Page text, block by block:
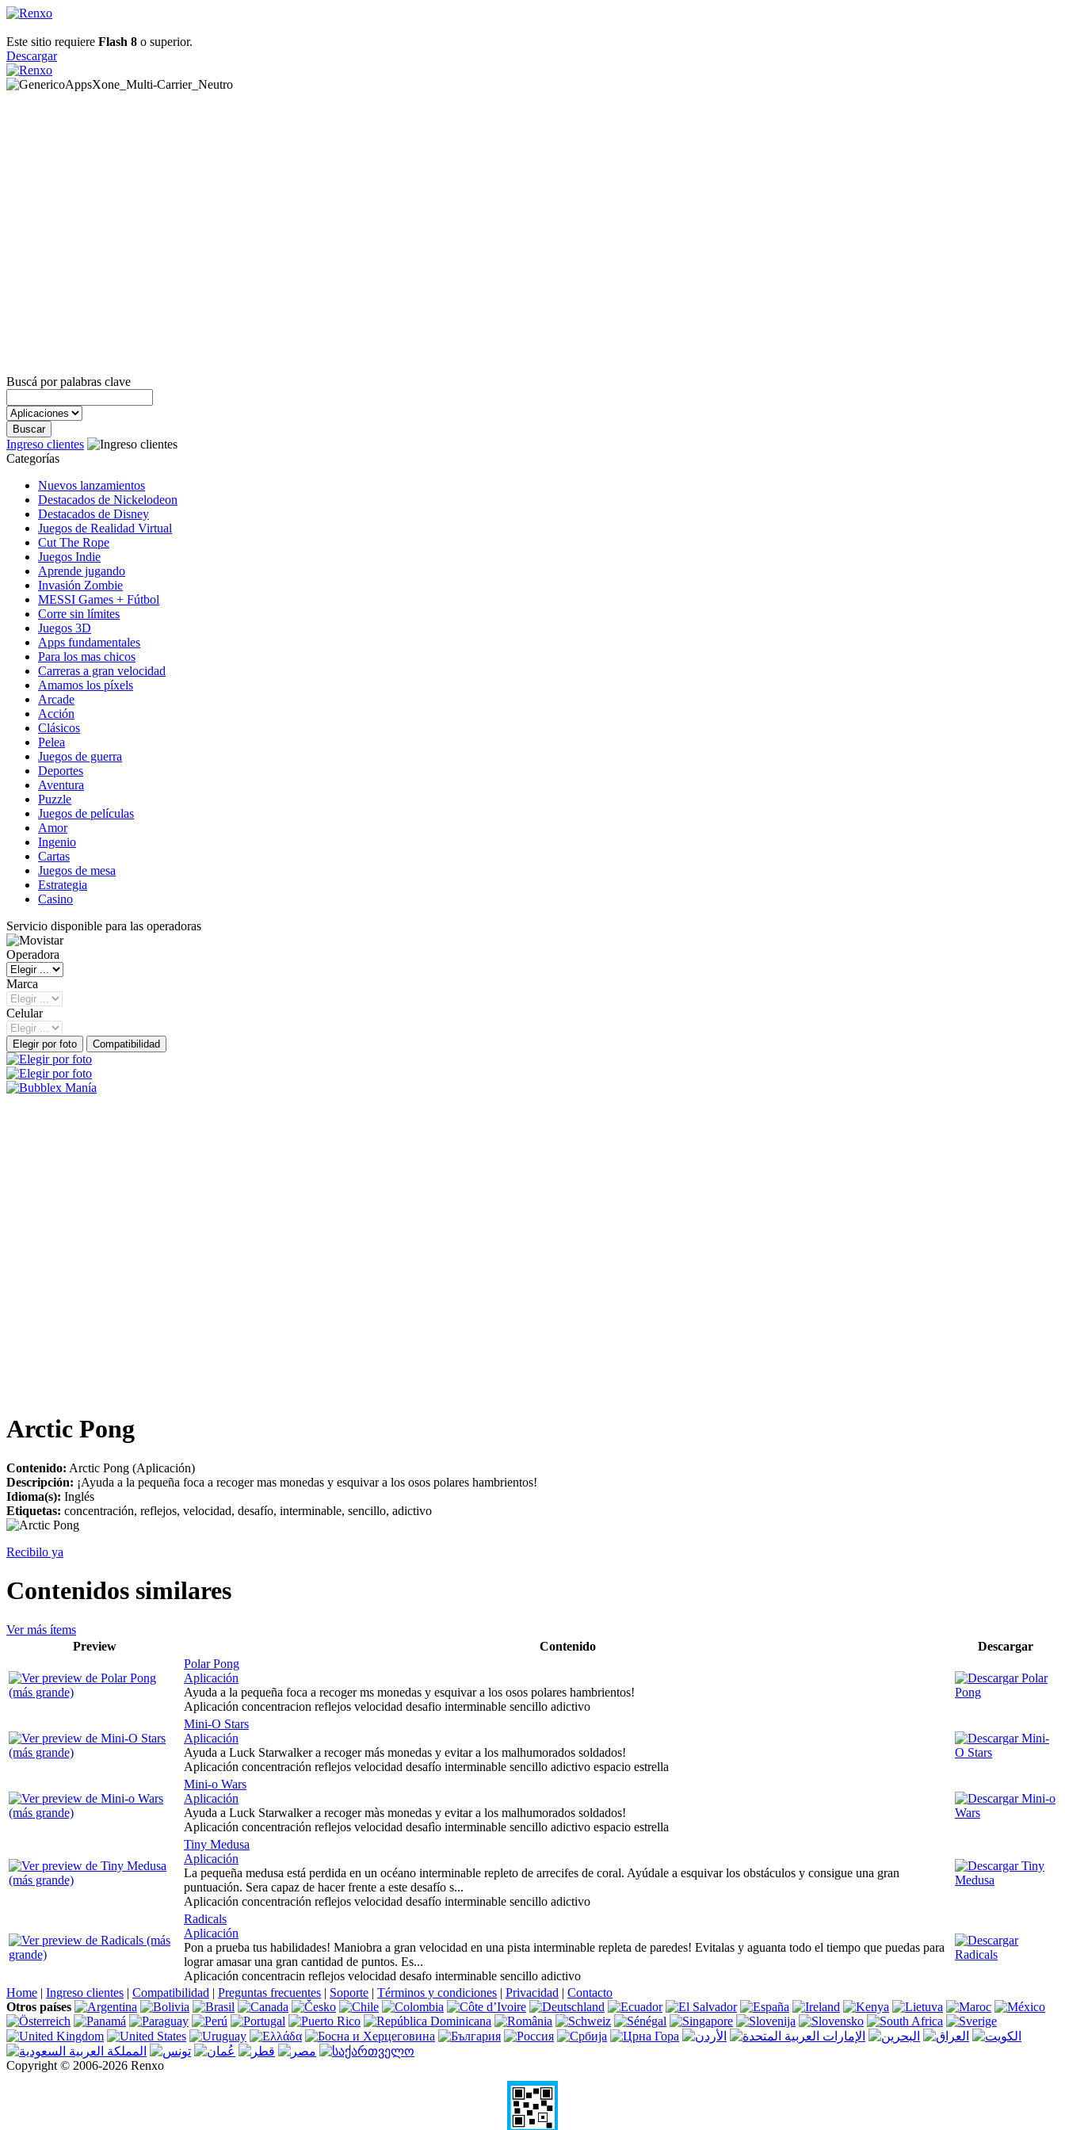
Este sitio requiere Flash 8 o superior.
Descargar
Buscá por palabras clave
Ingreso clientes
Categorías
Nuevos lanzamientos
Destacados de Nickelodeon
Destacados de Disney
Juegos de Realidad Virtual
Cut The Rope
Juegos Indie
Aprende jugando
Invasión Zombie
MESSI Games + Fútbol
Corre sin límites
Juegos 3D
Apps fundamentales
Para los mas chicos
Carreras a gran velocidad
Amamos los píxels
Arcade
Acción
Clásicos
Pelea
Juegos de guerra
Deportes
Aventura
Puzzle
Juegos de películas
Amor
Ingenio
Cartas
Juegos de mesa
Estrategia
Casino
Servicio disponible para las operadoras
Operadora
Marca
Celular
Arctic Pong
Contenido: Arctic Pong (Aplicación)
Descripción: ¡Ayuda a la pequeña foca a recoger mas monedas y esquivar a los osos polares hambrientos!
Idioma(s): Inglés
Etiquetas: concentración, reflejos, velocidad, desafío, interminable, sencillo, adictivo
Recibilo ya
Contenidos similares
Ver más ítems
Preview
Contenido
Descargar
Polar Pong
Aplicación
Ayuda a la pequeña foca a recoger ms monedas y esquivar a los osos polares hambrientos!
Aplicación concentracion reflejos velocidad desafio interminable sencillo adictivo
Mini-O Stars
Aplicación
Ayuda a Luck Starwalker a recoger más monedas y evitar a los malhumorados soldados!
Aplicación concentración reflejos velocidad desafío interminable sencillo adictivo espacio estrella
Mini-o Wars
Aplicación
Ayuda a Luck Starwalker a recoger màs monedas y evitar a los malhumorados soldados!
Aplicación concentración reflejos velocidad desafìo interminable sencillo adictivo espacio estrella
Tiny Medusa
Aplicación
La pequeña medusa está perdida en un océano interminable repleto de arrecifes de coral. Ayúdale a esquivar los obstáculos y consigue una gran
puntuación. Sera capaz de hacer frente a este desafío s...
Aplicación concentración reflejos velocidad desafío interminable sencillo adictivo
Radicals
Aplicación
Pon a prueba tus habilidades! Maniobra a gran velocidad en una pista interminable repleta de paredes! Evitalas y aguanta todo el tiempo que puedas para
lograr amasar una gran cantidad de puntos. Es...
Aplicación concentracin reflejos velocidad desafo interminable sencillo adictivo
Home | Ingreso clientes | Compatibilidad | Preguntas frecuentes | Soporte | Términos y condiciones | Privacidad | Contacto
Otros países
Copyright © 2006-2026 Renxo